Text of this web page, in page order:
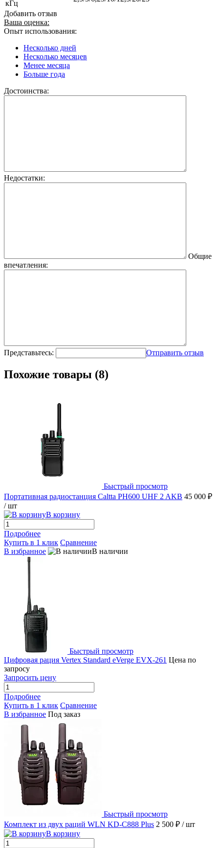
кГц
Добавить отзыв
Ваша оценка:
Опыт использования:
Несколько дней
Несколько месяцев
Менее месяца
Больше года
Достоинства:
Недостатки:
Общие
впечатления:
Представьтесь: Отправить отзыв
Похожие товары (8)
Быстрый просмотр
Портативная радиостанция Caltta PH600 UHF 2 AKB 45 000 ₽
/ шт
В корзину
Подробнее
Купить в 1 клик Сравнение
В избранное
В наличии
Быстрый просмотр
Цифровая рация Vertex Standard eVerge EVX-261 Цена по
запросу
Запросить цену
Подробнее
Купить в 1 клик Сравнение
В избранное Под заказ
Быстрый просмотр
Комплект из двух раций WLN KD-C888 Plus 2 500 ₽ / шт
В корзину